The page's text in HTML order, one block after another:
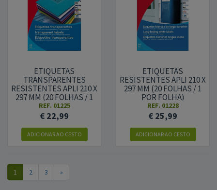
ETIQUETAS
TRANSPARENTES
RESISTENTES APLI 210 X
297 MM (20 FOLHAS / 1
POR FOLHA)
REF. 01225
€ 22,99
ADICIONAR AO CESTO
ETIQUETAS
RESISTENTES APLI 210 X
297 MM (20 FOLHAS / 1
POR FOLHA)
REF. 01228
€ 25,99
ADICIONAR AO CESTO
1 2 3 »